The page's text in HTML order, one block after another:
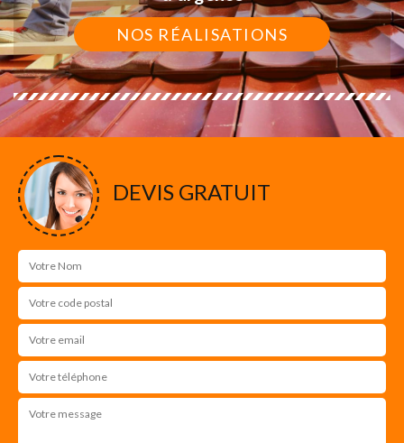
NOS RÉALISATIONS
DEVIS GRATUIT